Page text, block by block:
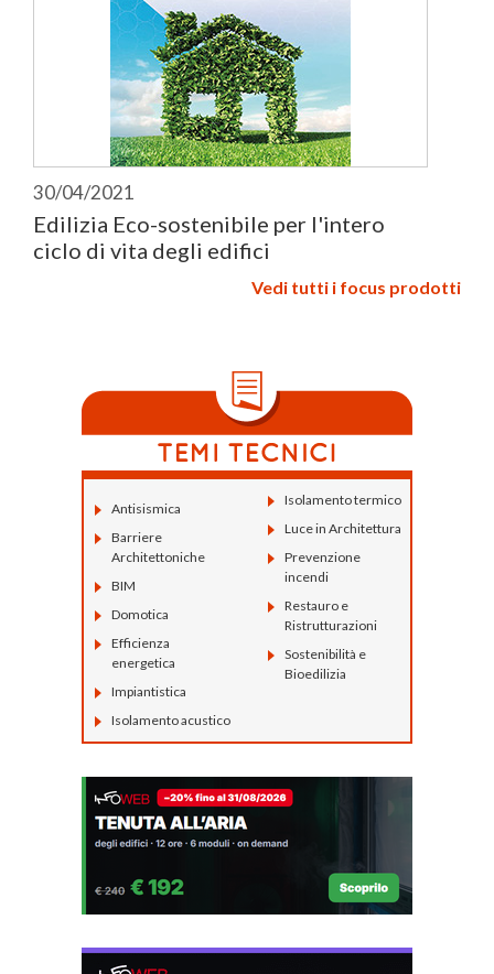
30/04/2021
Edilizia Eco-sostenibile per l'intero
ciclo di vita degli edifici
Vedi tutti i focus prodotti
Antisismica
Barriere
Architettoniche
BIM
Domotica
Efficienza
energetica
Impiantistica
Isolamento acustico
Isolamento termico
Luce in Architettura
Prevenzione
incendi
Restauro e
Ristrutturazioni
Sostenibilità e
Bioedilizia